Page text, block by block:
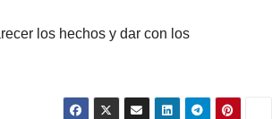
los hechos y dar con los